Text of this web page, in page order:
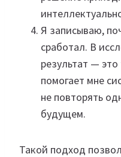
Я записываю,
сработал. В
результат —
помогает мне
не повторять
будущем.
Такой подход